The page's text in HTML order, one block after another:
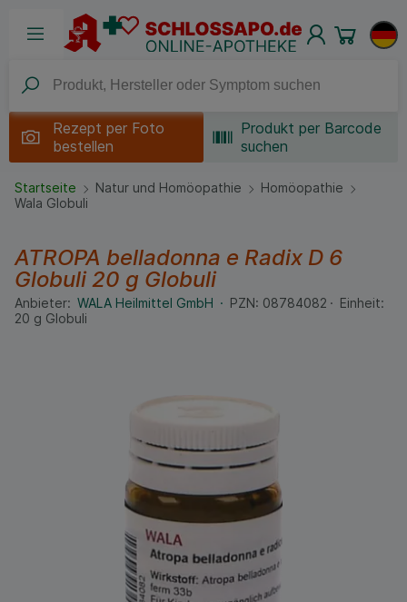
Rezept per Foto
bestellen
Produkt per Barcode
suchen
Startseite Natur und Homöopathie
Homöopathie
Wala Globuli
ATROPA belladonna e Radix D 6
Globuli 20 g Globuli
Anbieter: WALA Heilmittel GmbH PZN: 08784082
Einheit:
20 g Globuli